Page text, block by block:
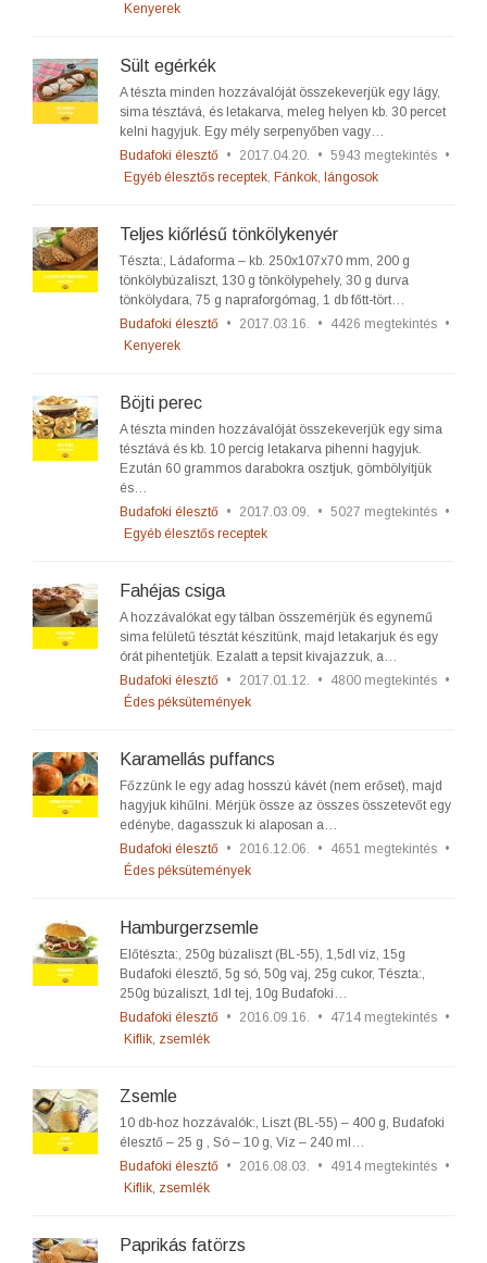
Kenyerek
Sült egérkék
A tészta minden hozzávalóját összekeverjük egy lágy,
sima tésztává, és letakarva, meleg helyen kb. 30 percet
kelni hagyjuk. Egy mély serpenyőben vagy…
Budafoki élesztő • 2017.04.20. • 5943 megtekintés •
Egyéb élesztős receptek, Fánkok, lángosok
Teljes kiőrlésű tönkölykenyér
Tészta:, Ládaforma – kb. 250x107x70 mm, 200 g
tönkölybúzaliszt, 130 g tönkölypehely, 30 g durva
tönkölydara, 75 g napraforgómag, 1 db főtt-tört…
Budafoki élesztő • 2017.03.16. • 4426 megtekintés •
Kenyerek
Böjti perec
A tészta minden hozzávalóját összekeverjük egy sima
tésztává és kb. 10 percig letakarva pihenni hagyjuk.
Ezután 60 grammos darabokra osztjuk, gömbölyítjük
és…
Budafoki élesztő • 2017.03.09. • 5027 megtekintés •
Egyéb élesztős receptek
Fahéjas csiga
A hozzávalókat egy tálban összemérjük és egynemű
sima felületű tésztát készítünk, majd letakarjuk és egy
órát pihentetjük. Ezalatt a tepsit kivajazzuk, a…
Budafoki élesztő • 2017.01.12. • 4800 megtekintés •
Édes péksütemények
Karamellás puffancs
Főzzünk le egy adag hosszú kávét (nem erőset), majd
hagyjuk kihűlni. Mérjük össze az összes összetevőt egy
edénybe, dagasszuk ki alaposan a…
Budafoki élesztő • 2016.12.06. • 4651 megtekintés •
Édes péksütemények
Hamburgerzsemle
Előtészta:, 250g búzaliszt (BL-55), 1,5dl víz, 15g
Budafoki élesztő, 5g só, 50g vaj, 25g cukor, Tészta:,
250g búzaliszt, 1dl tej, 10g Budafoki…
Budafoki élesztő • 2016.09.16. • 4714 megtekintés •
Kiflik, zsemlék
Zsemle
10 db-hoz hozzávalók:, Liszt (BL-55) – 400 g, Budafoki
élesztő – 25 g , Só – 10 g, Víz – 240 ml…
Budafoki élesztő • 2016.08.03. • 4914 megtekintés •
Kiflik, zsemlék
Paprikás fatörzs